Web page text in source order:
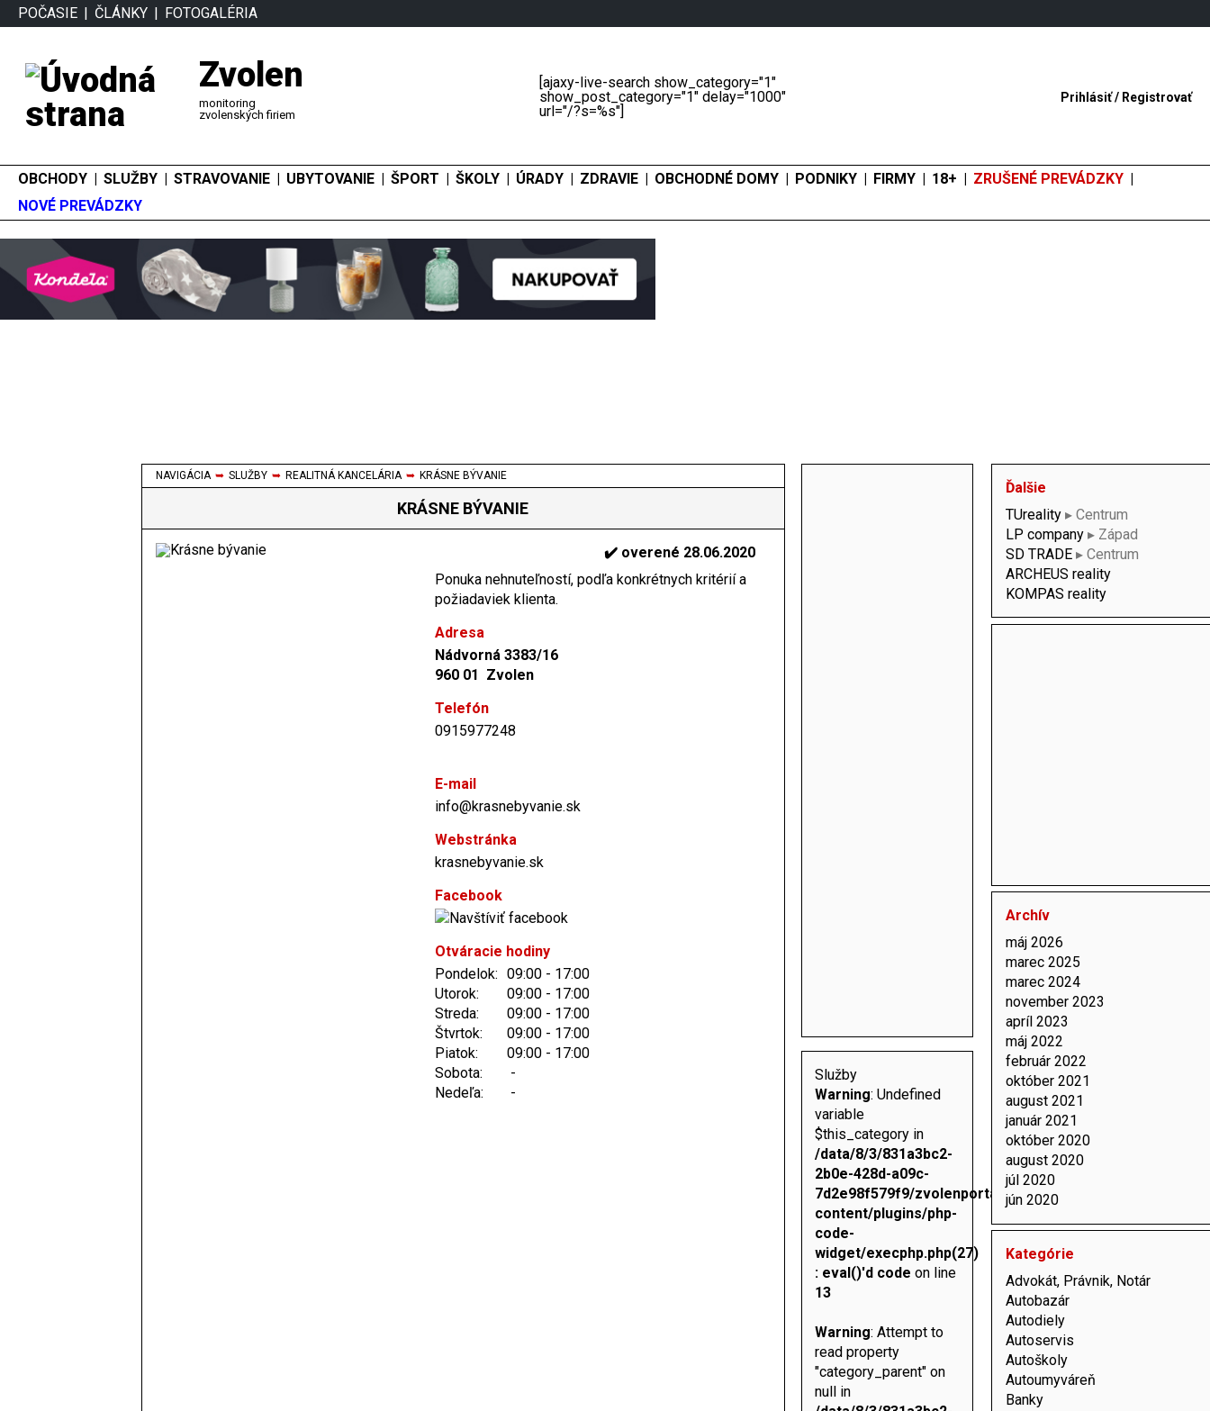
POČASIE ČLÁNKY FOTOGALÉRIA
Zvolen
monitoring
zvolenských firiem
[ajaxy-live-search show_category="1"
show_post_category="1" delay="1000"
url="/?s=%s"]
Prihlásiť/ Registrovať
OBCHODY SLUŽBY STRAVOVANIE UBYTOVANIE ŠPORT ŠKOLY ÚRADY ZDRAVIE OBCHODNÉ DOMY PODNIKY FIRMY 18+
ZRUŠENÉ PREVÁDZKY
NOVÉ PREVÁDZKY
NAVIGÁCIA ➥ SLUŽBY ➥ REALITNÁ KANCELÁRIA ➥ KRÁSNE BÝVANIE
KRÁSNE BÝVANIE
✔️ overené 28.06.2020
Ponuka nehnuteľností, podľa konkrétnych kritérií a
požiadaviek klienta.
Adresa
Nádvorná 3383/16
960 01 Zvolen
Telefón
0915977248
E-mail
info@krasnebyvanie.sk
Webstránka
krasnebyvanie.sk
Facebook
Otváracie hodiny
Pondelok: 09:00 - 17:00
Utorok:
09:00 - 17:00
Streda:
09:00 - 17:00
Štvrtok:
09:00 - 17:00
Piatok:
09:00 - 17:00
Sobota:
-
Nedeľa:
-
Služby
Warning: Undefined
variable
$this_category in
/data/8/3/831a3bc2-
2b0e-428d-a09c-
7d2e98f579f9/zvolenportal.sk/web/wp-
content/plugins/php-
code-
widget/execphp.php(27)
: eval()'d code on line
13
Warning: Attempt to
read property
"category_parent" on
null in
Ďalšie
TUreality▸ Centrum
LP company▸ Západ
SD TRADE▸ Centrum
ARCHEUS reality
KOMPAS reality
Archív
máj 2026
marec 2025
marec 2024
november 2023
apríl 2023
máj 2022
február 2022
október 2021
august 2021
január 2021
október 2020
august 2020
júl 2020
jún 2020
Kategórie
Advokát, Právnik, Notár
Autobazár
Autodiely
Autoservis
Autoškoly
Autoumyváreň
Banky